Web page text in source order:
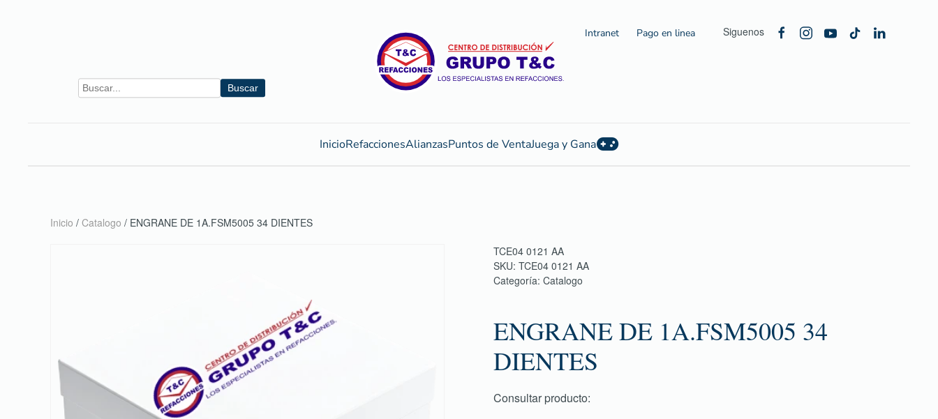
Buscar
Intranet Pago en linea Siguenos
InicioRefaccionesAlianzasPuntos de VentaJuega y Gana
Inicio / Catalogo / ENGRANE DE 1A.FSM5005 34 DIENTES
TCE04 0121 AA
SKU: TCE04 0121 AA
Categoría: Catalogo
ENGRANE DE 1A.FSM5005 34
DIENTES
Consultar producto: